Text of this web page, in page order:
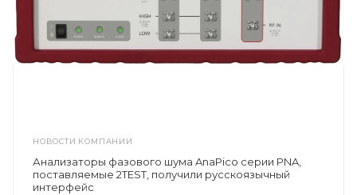
НОВОСТИ КОМПАНИИ
Анализаторы фазового шума AnaPico серии PNA,
поставляемые 2TEST, получили русскоязычный
интерфейс